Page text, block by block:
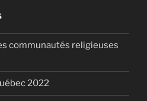
gratuits et
les élèves et leurs
éducative.
communautés religieuses
2022